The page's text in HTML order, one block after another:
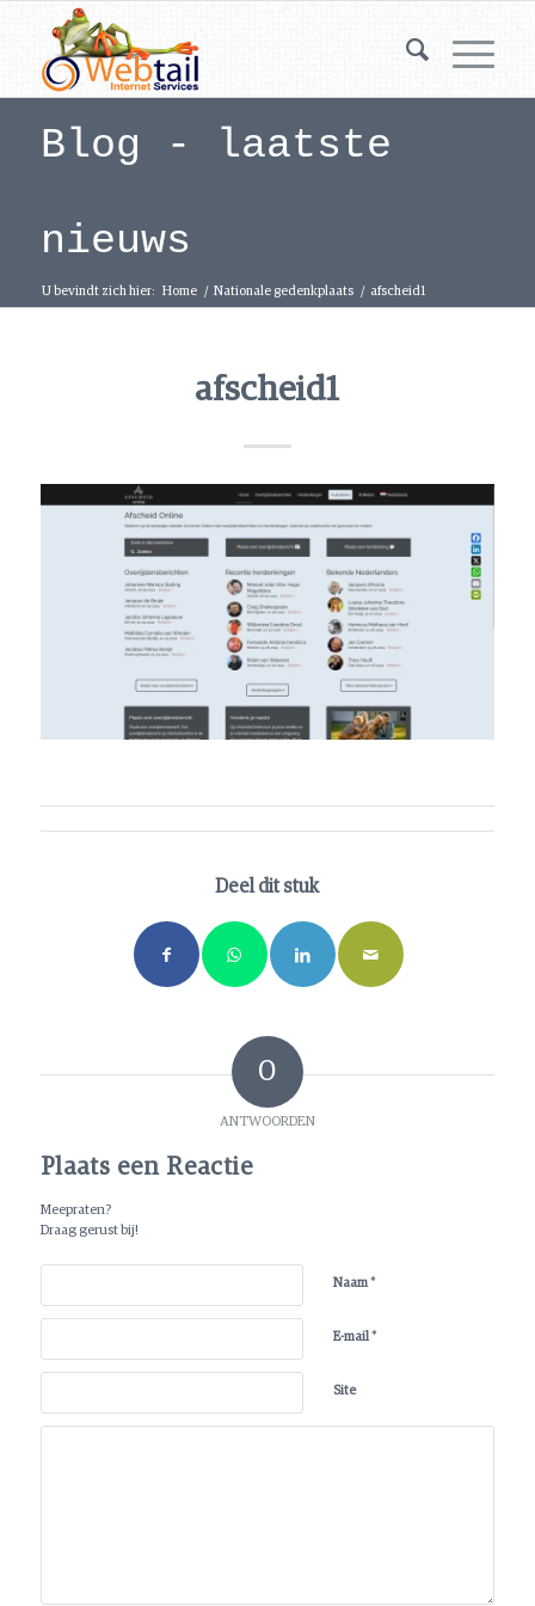
Blog - laatste
nieuws
U bevindt zich hier: Home / Nationale gedenkplaats / afscheid1
afscheid1
Deel dit stuk
0
ANTWOORDEN
Plaats een Reactie
Meepraten?
Draag gerust bij!
Naam*
E-mail *
Site